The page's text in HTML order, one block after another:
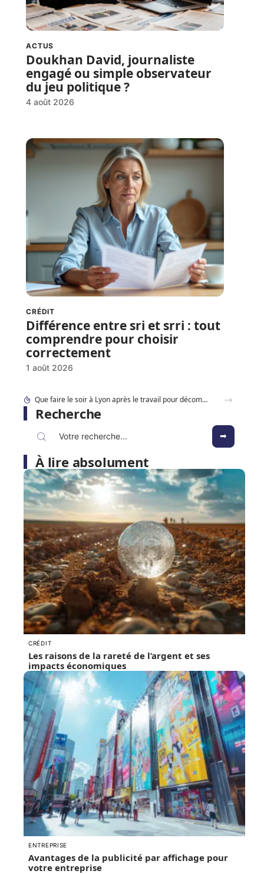
ACTUS
Doukhan David, journaliste
engagé ou simple observateur
du jeu politique ?
4 août 2026
CRÉDIT
Différence entre sri et srri : tout
comprendre pour choisir
correctement
1 août 2026
Recherche
À lire absolument
CRÉDIT
Les raisons de la rareté de l’argent et ses
impacts économiques
ENTREPRISE
Avantages de la publicité par affichage pour
votre entreprise